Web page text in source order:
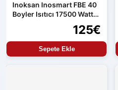
Inoksan Inosmart FBE 40
Boyler Isıtıcı 17500 Watt
Orijinal Yedek Parça125€
Sepete Ekle